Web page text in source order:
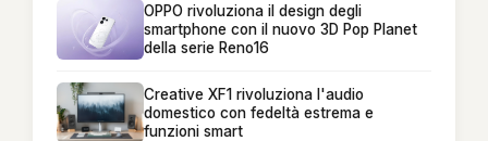
OPPO rivoluziona il design degli
smartphone con il nuovo 3D Pop Planet
della serie Reno16
Creative XF1 rivoluziona l'audio
domestico con fedeltà estrema e
funzioni smart